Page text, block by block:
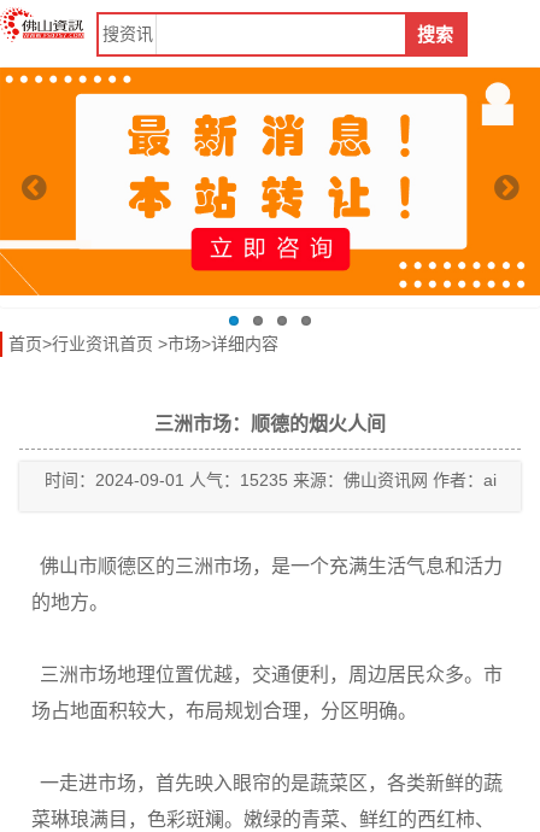
搜资讯 搜索
首页>行业资讯首页 >市场>详细内容
三洲市场：顺德的烟火人间
时间：2024-09-01 人气：15235 来源：佛山资讯网 作者：ai
佛山市顺德区的三洲市场，是一个充满生活气息和活力
的地方。
三洲市场地理位置优越，交通便利，周边居民众多。市
场占地面积较大，布局规划合理，分区明确。
一走进市场，首先映入眼帘的是蔬菜区，各类新鲜的蔬
菜琳琅满目，色彩斑斓。嫩绿的青菜、鲜红的西红柿、